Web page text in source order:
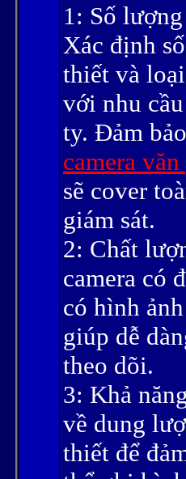
1: Số
Xác định
thiết và
với nhu
ty. Đảm
camera
sẽ cover
giám sát.
2: Chất
camera có
có hình
giúp dễ
theo dõi.
3: Khả
về dung
thiết để